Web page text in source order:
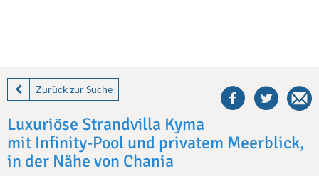
Zurück zur Suche
this
villa
Luxuriöse Strandvilla Kyma
mit Infinity-Pool und privatem Meerblick,
in der Nähe von Chania